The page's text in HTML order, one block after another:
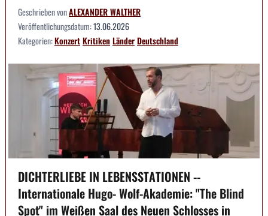
Geschrieben vonALEXANDER WALTHER
Veröffentlichungsdatum:13.06.2026
Kategorien:KonzertKritikenLänderDeutschland
DICHTERLIEBE IN LEBENSSTATIONEN --
Internationale Hugo- Wolf-Akademie: "The Blind
Spot" im Weißen Saal des Neuen Schlosses in